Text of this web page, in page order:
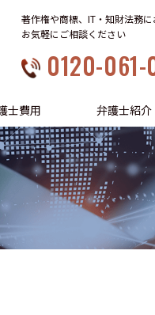
著作権や商標、IT・知財法務に
お気軽にご相談ください
0120-061-
士費用 弁護士紹介